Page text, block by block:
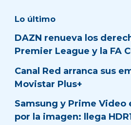
Lo último
DAZN renueva los
Premier League y la FA
Canal Red arranca sus
Movistar Plus+
Samsung y Prime Video
por la imagen: llega